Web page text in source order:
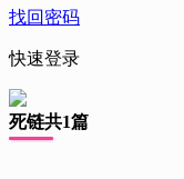
找回密码
快速登录
死链共1篇